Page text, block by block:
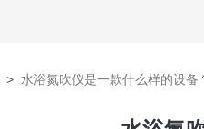
> 水浴氮吹仪是一款什么样的设备